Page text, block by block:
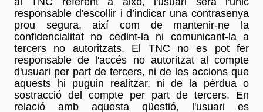
responsable d'escollir i d’indicar una contrasenya
prou segura, així com de mantenir-ne la
confidencialitat no cedint-la ni comunicant-la a
tercers no autoritzats. El TNC no es pot fer
responsable de l'accés no autoritzat al compte
d'usuari per part de tercers, ni de les accions que
aquests hi puguin realitzar, ni de la pèrdua o
sostracció del compte per part de tercers. En
relació amb aquesta qüestió, l'usuari es